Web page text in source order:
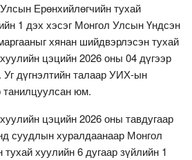
Ерөнхийлөгчийн тухай
1 дэх хэсэг Монгол Улсын Үндсэн
хянан шийдвэрлэсэн тухай
цэцийн 2026 оны 04 дүгээр
Уг дүгнэлтийн талаар УИХ-ын
юм.
цэцийн 2026 оны тавдугаар
суудлын хуралдаанаар Монгол
хуулийн 6 дугаар зүйлийн 1